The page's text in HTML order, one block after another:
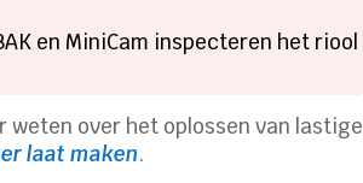
en MiniCam inspecteren het riool
over het oplossen van lastige
laat maken.